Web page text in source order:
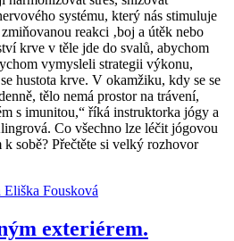
systému, který nás stimuluje
reakci ‚boj a útěk nebo
krve v těle jde do svalů, abychom
vymysleli strategii výkonu,
hustota krve. V okamžiku, kdy se se
tělo nemá prostor na trávení,
s imunitou,“ říká instruktorka jógy a
Co všechno lze léčit jógovou
sobě? Přečtěte si velký rozhovor
exteriérem.